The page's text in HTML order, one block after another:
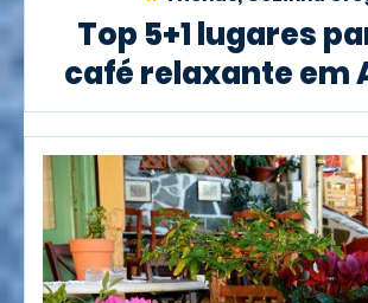
Top 5+1 lugares
café relaxante em